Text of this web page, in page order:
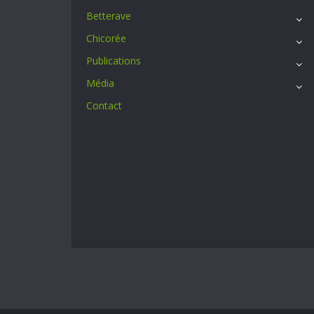
Betterave
Chicorée
Publications
Média
Contact